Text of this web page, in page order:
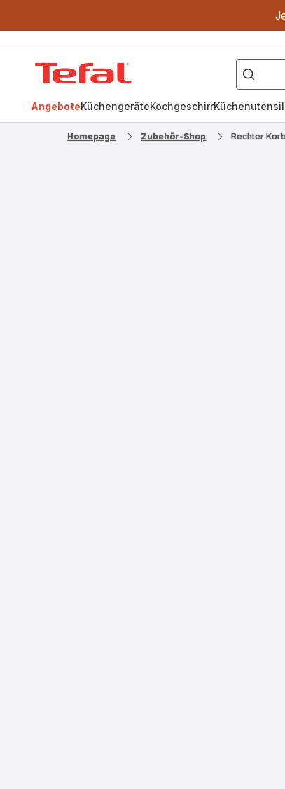
Fry","Pfanne"]
AngeboteKüchengeräteKochgeschirr
Homepage Zubehör-Shop Rechter